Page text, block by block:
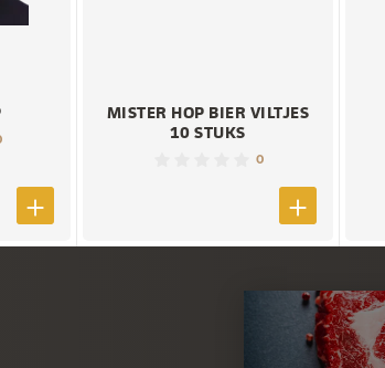
MISTER HOP BIER VILTJES
10 STUKS
0